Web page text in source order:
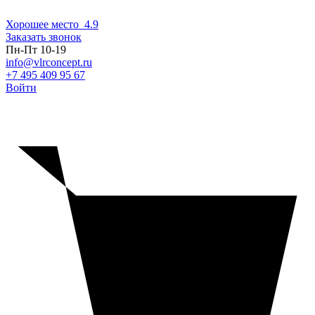
Хорошее место 4.9
Заказать звонок
Пн-Пт 10-19
info@vlrconcept.ru
+7 495 409 95 67
Войти